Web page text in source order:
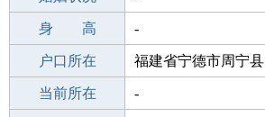
学 历 中专
身 高 -
毕业学校 中专
户口所在 福建省宁德市周宁县
所学专业 -
当前所在 -